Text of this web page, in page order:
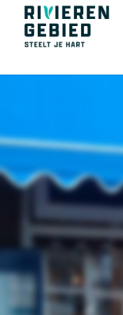
Rivierenland
website